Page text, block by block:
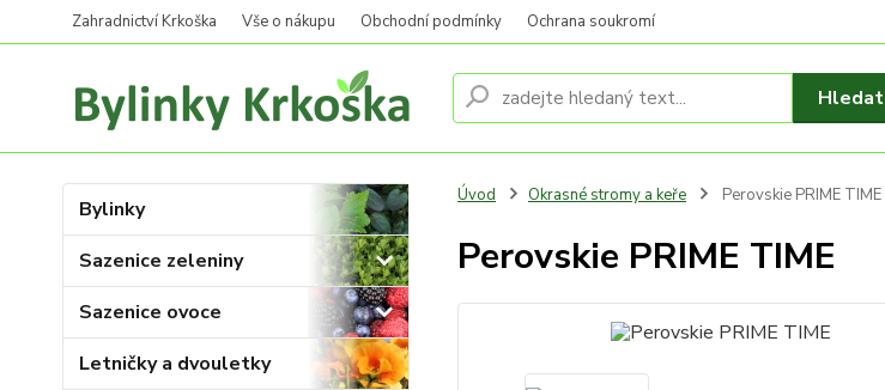
Zahradnictví Krkoška Vše o nákupu Obchodní podmínky Ochrana soukromí
Hledat
Bylinky
Sazenice zeleniny
Sazenice ovoce
Letničky a dvouletky
Úvod Okrasné stromy a keře Perovskie PRIME TIME
Perovskie PRIME TIME